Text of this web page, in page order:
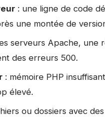
: une ligne de code
une montée de
serveurs Apache, une
des erreurs 500.
: mémoire PHP
élevé.
ou dossiers avec